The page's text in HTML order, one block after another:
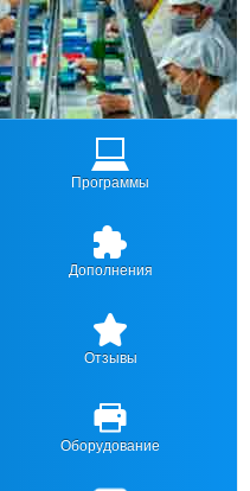
Программы
Дополнения
Отзывы
Оборудование